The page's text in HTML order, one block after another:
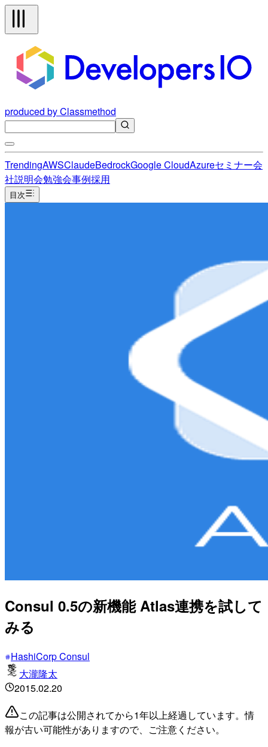
produced by Classmethod
TrendingAWSClaudeBedrockGoogle CloudAzureセミナー会
社説明会勉強会事例採用
目次
Consul 0.5の新機能 Atlas連携を試して
みる
HashiCorp Consul
大瀧隆太
2015.02.20
この記事は公開されてから1年以上経過しています。情
報が古い可能性がありますので、ご注意ください。